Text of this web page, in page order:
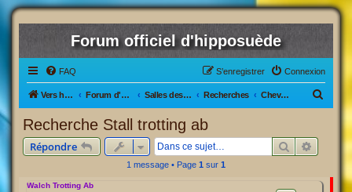
Forum officiel d'hipposuède
FAQ Connexion
S’enregistrer
Vers hipposuède, le jeu ! Forum d'hipposuède Salles des Ventes Recherches Chevaux Actifs/inactifs
Recherche Stall trotting ab
Répondre Rechercher
1 message • Page 1 sur 1
Walch Trotting Ab